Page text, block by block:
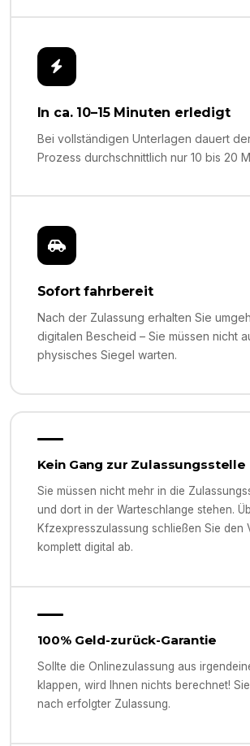
In ca. 10–15 Minuten erledigt
Bei vollständigen Unterlagen dauert
Prozess durchschnittlich nur 10 bis 20
Sofort fahrbereit
Nach der Zulassung erhalten Sie
digitalen Bescheid – Sie müssen nicht
physisches Siegel warten.
Kein Gang zur Zulassungsstelle
Sie müssen nicht mehr in die
und dort in der Warteschlange stehen.
Kfzexpresszulassung schließen Sie den
komplett digital ab.
100% Geld-zurück-Garantie
Sollte die Onlinezulassung aus
klappen, wird Ihnen nichts berechnet!
nach erfolgter Zulassung.